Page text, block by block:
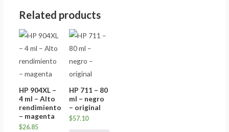
Related products
HP 904XL –
4 ml – Alto
rendimiento
– magenta
$26.85
HP 711 – 80
ml – negro
– original
$57.10